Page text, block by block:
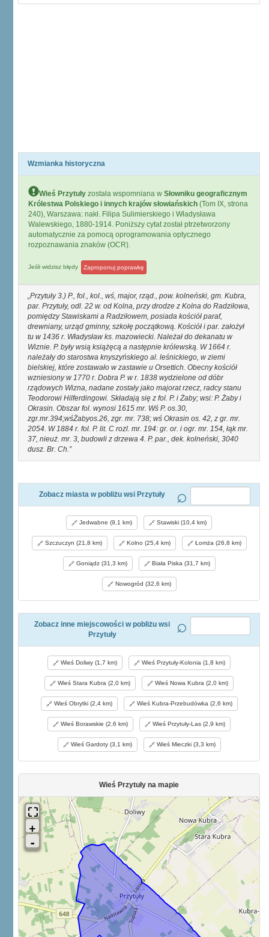
Wzmianka historyczna
Wieś Przytuły została wspomniana w Słowniku geograficznym
Królestwa Polskiego i innych krajów słowiańskich (Tom IX, strona
240), Warszawa: nakł. Filipa Sulimierskiego i Władysława
Walewskiego, 1880-1914. Poniższy cytat został ptrzetworzony
automatycznie za pomocą oprogramowania optycznego
rozpoznawania znaków (OCR).
Jeśli widzisz błędy Zaproponuj poprawkę
Przytuły 3.) P., fol., kol., wś, major, rząd., pow. kolneński, gm. Kubra,
par. Przytuły, odl. 22 w. od Kolna, przy drodze z Kolna do Radziłowa,
pomiędzy Stawiskami a Radziłowem, posiada kościół paraf,
drewniany, urząd gminny, szkołę początkową. Kościół i par. założył
tu w 1436 r. Władysław ks. mazowiecki. Należał do dekanatu w
Wiznie. P. były wsią książęcą a następnie królewską. W 1664 r.
należały do starostwa knyszyńskiego al. leśnickiego, w ziemi
bielskiej, które zostawało w zastawie u Orsettich. Obecny kościół
wzniesiony w 1770 r. Dobra P. w r. 1838 wydzielone od dóbr
rządowych Wizna, nadane zostały jako majorat rzecz, radcy stanu
Teodorowi Hilferdingowi. Składają się z fol. P. i Żaby; wsi: P. Żaby i
Okrasin. Obszar fol. wynosi 1615 mr. Wś P. os.30,
zgr.mr.394;wśŻabyos.26, zgr. mr. 738; wś Okrasin os. 42, z gr. mr.
2054. W 1884 r. fol. P. lit. C rozl. mr. 194: gr. or. i ogr. mr. 154, łąk mr.
37, nieuż. mr. 3, budowli z drzewa 4. P. par., dek. kolneński, 3040
dusz. Br. Ch.
Zobacz miasta w pobliżu wsi Przytuły
Jedwabne (9,1 km) Stawiski (10,4 km)
Szczuczyn (21,8 km) Kolno (25,4 km) Łomża (26,8 km)
Goniądz (31,3 km) Biała Piska (31,7 km)
Nowogród (32,6 km)
Zobacz inne miejscowości w pobliżu wsi
Przytuły
Wieś Doliwy (1,7 km) Wieś Przytuły-Kolonia (1,8 km)
Wieś Stara Kubra (2,0 km) Wieś Nowa Kubra (2,0 km)
Wieś Obrytki (2,4 km) Wieś Kubra-Przebudówka (2,6 km)
Wieś Borawskie (2,6 km) Wieś Przytuły-Las (2,9 km)
Wieś Gardoty (3,1 km) Wieś Mieczki (3,3 km)
Wieś Przytuły na mapie